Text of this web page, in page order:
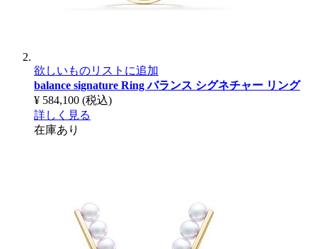
欲しいものリストに追加
balance signature Ringバランス シグネチャー リング
¥ 584,100 (税込)
詳しく見る
在庫あり